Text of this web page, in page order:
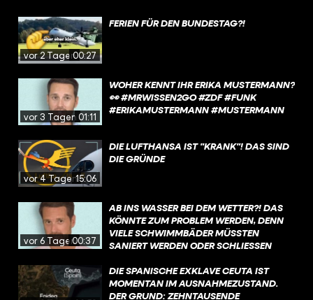
vor 2 Tagen00:27
FERIEN FÜR DEN BUNDESTAG?!
vor 3 Tagen 01:11
WOHER KENNT IHR ERIKA MUSTERMANN?
👀 #MRWISSEN2GO #ZDF #FUNK
#ERIKAMUSTERMANN #MUSTERMANN
vor 4 Tagen15:06
DIE LUFTHANSA IST "KRANK"! DAS SIND
DIE GRÜNDE
vor 6 Tagen00:37
AB INS WASSER BEI DEM WETTER?! DAS
KÖNNTE ZUM PROBLEM WERDEN, DENN
VIELE SCHWIMMBÄDER MÜSSTEN
SANIERT WERDEN ODER SCHLIESSEN S
DIE SPANISCHE EXKLAVE CEUTA IST
MOMENTAN IM AUSNAHMEZUSTAND.
DER GRUND: ZEHNTAUSENDE